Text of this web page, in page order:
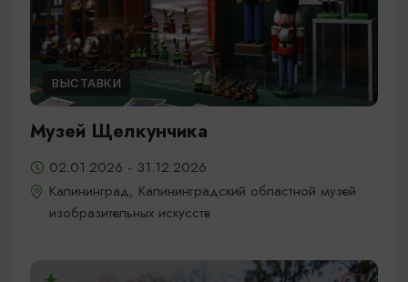
ВЫСТАВКИ
Музей Щелкунчика
02.01.2026 - 31.12.2026
Калининград, Калининградский областной музей
изобразительных искусств